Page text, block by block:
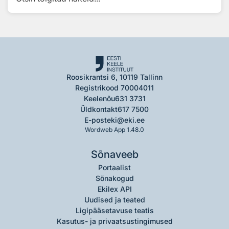
Roosikrantsi 6, 10119 Tallinn
Registrikood 70004011
Keelenõu631 3731
Üldkontakt617 7500
E-posteki@eki.ee
Wordweb App 1.48.0
Sõnaveeb
Portaalist
Sõnakogud
Ekilex API
Uudised ja teated
Ligipääsetavuse teatis
Kasutus- ja privaatsustingimused